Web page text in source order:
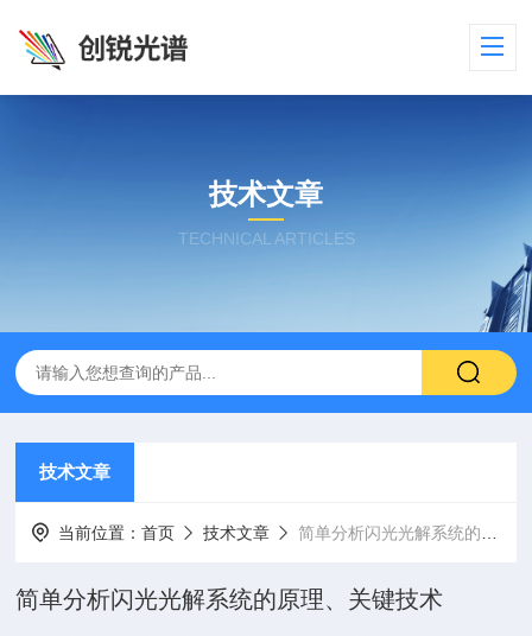
技术文章
TECHNICAL ARTICLES
技术文章
当前位置：首页 技术文章 简单分析闪光光解系统的原理、关键技术
简单分析闪光光解系统的原理、关键技术